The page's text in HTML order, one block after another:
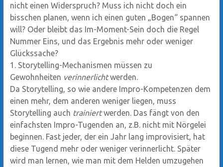
nicht einen Widerspruch? Muss ich nicht doch ein
bisschen planen, wenn ich einen guten „Bogen“ spannen
will? Oder bleibt das Im-Moment-Sein doch die Regel
Nummer Eins, und das Ergebnis mehr oder weniger
Glückssache?
1. Storytelling-Mechanismen müssen zu
Gewohnheiten verinnerlichtwerden.
Da Storytelling, so wie andere Impro-Kompetenzen dem
einen mehr, dem anderen weniger liegen, muss
Storytelling auch trainiertwerden. Das fängt von den
einfachsten Impro-Tugenden an, z.B. nicht mit Nörgelei
beginnen. Fast jeder, der ein Jahr lang improvisiert, hat
diese Tugend mehr oder weniger verinnerlicht. Später
wird man lernen, wie man mit dem Helden umzugehen